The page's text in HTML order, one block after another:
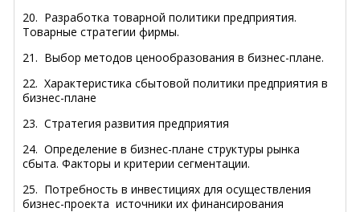
20. Разработка товарной политики предприятия.
Товарные стратегии фирмы.
21. Выбор методов ценообразования в бизнес-плане.
22. Характеристика сбытовой политики предприятия в
бизнес-плане
23. Стратегия развития предприятия
24. Определение в бизнес-плане структуры рынка
сбыта. Факторы и критерии сегментации.
25. Потребность в инвестициях для осуществления
бизнес-проекта источники их финансирования